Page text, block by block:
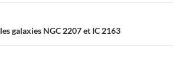
galaxies NGC 2207 et IC 2163